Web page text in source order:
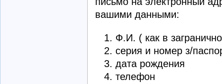
вашими данными:
Ф.И. ( как в
серия и номер з/
дата рождения
телефон